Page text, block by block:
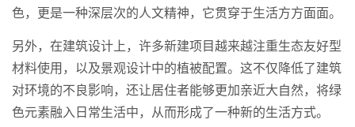
色，更是一种深层次的人文精神，它贯穿于生活方方面面。
另外，在建筑设计上，许多新建项目越来越注重生态友好型
材料使用，以及景观设计中的植被配置。这不仅降低了建筑
对环境的不良影响，还让居住者能够更加亲近大自然，将绿
色元素融入日常生活中，从而形成了一种新的生活方式。